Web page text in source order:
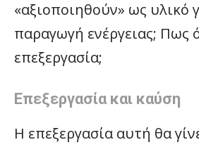
«αξιοποιηθούν» ως υλικό
παραγωγή ενέργειας; Πως
επεξεργασία;
Επεξεργασία και καύση
Η επεξεργασία αυτή θα